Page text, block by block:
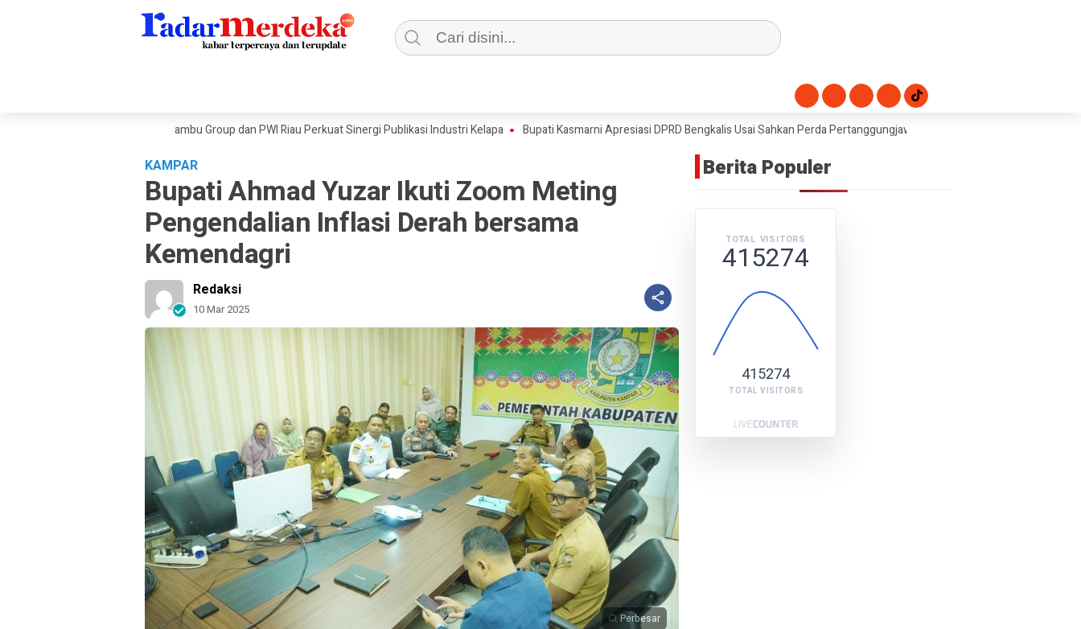
Tekanan Ekonomi Dunia, Sambu Group dan PWI Riau Perkuat Sinergi Publikasi Industri Kelapa Bupati Kasmarni Apresiasi DPRD Bengkalis Usai Sahkan Perda Pertanggungjawaban APBD 2025
KAMPAR
Bupati Ahmad Yuzar Ikuti Zoom Meting
Pengendalian Inflasi Derah bersama
Kemendagri
Redaksi
10 Mar 2025
Perbesar
Berita Populer
TOTAL VISITORS
415274
415274
TOTAL VISITORS